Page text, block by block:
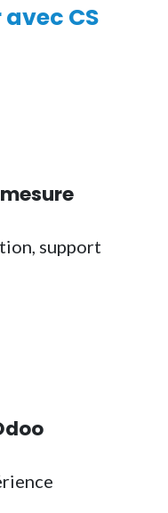
avec CS
support